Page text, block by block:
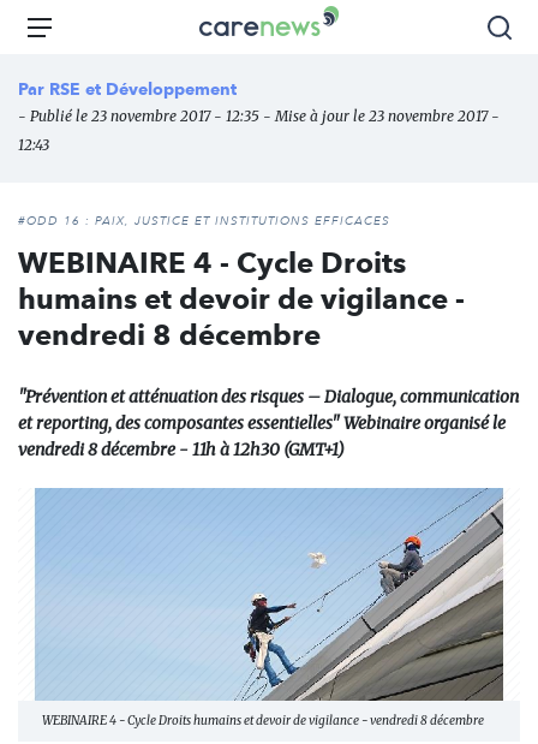
Aller
principal
Carenews,
des
Menu
Par RSE et Développement
- Publié le 23 novembre 2017 - 12:35 - Mise à jour le 23 novembre 2017 -
12:43
#ODD 16 : PAIX, JUSTICE ET INSTITUTIONS EFFICACES
WEBINAIRE 4 - Cycle Droits
humains et devoir de vigilance -
vendredi 8 décembre
"Prévention et atténuation des risques – Dialogue, communication
et reporting, des composantes essentielles" Webinaire organisé le
vendredi 8 décembre - 11h à 12h30 (GMT+1)
WEBINAIRE 4 - Cycle Droits humains et devoir de vigilance - vendredi 8 décembre